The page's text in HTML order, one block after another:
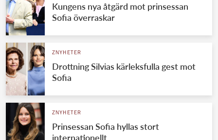
Svenska kungahuset
Brittiska kungahuset
Danska kungahuset
Spanska kungahuset
Jordanska kungahuset
REDAKTION
Kungens nya åtgärd mot prinsessan
Sofia överraskar
ZNYHETER
Drottning Silvias kärleksfulla gest mot
Sofia
ZNYHETER
Prinsessan Sofia hyllas stort
internationellt